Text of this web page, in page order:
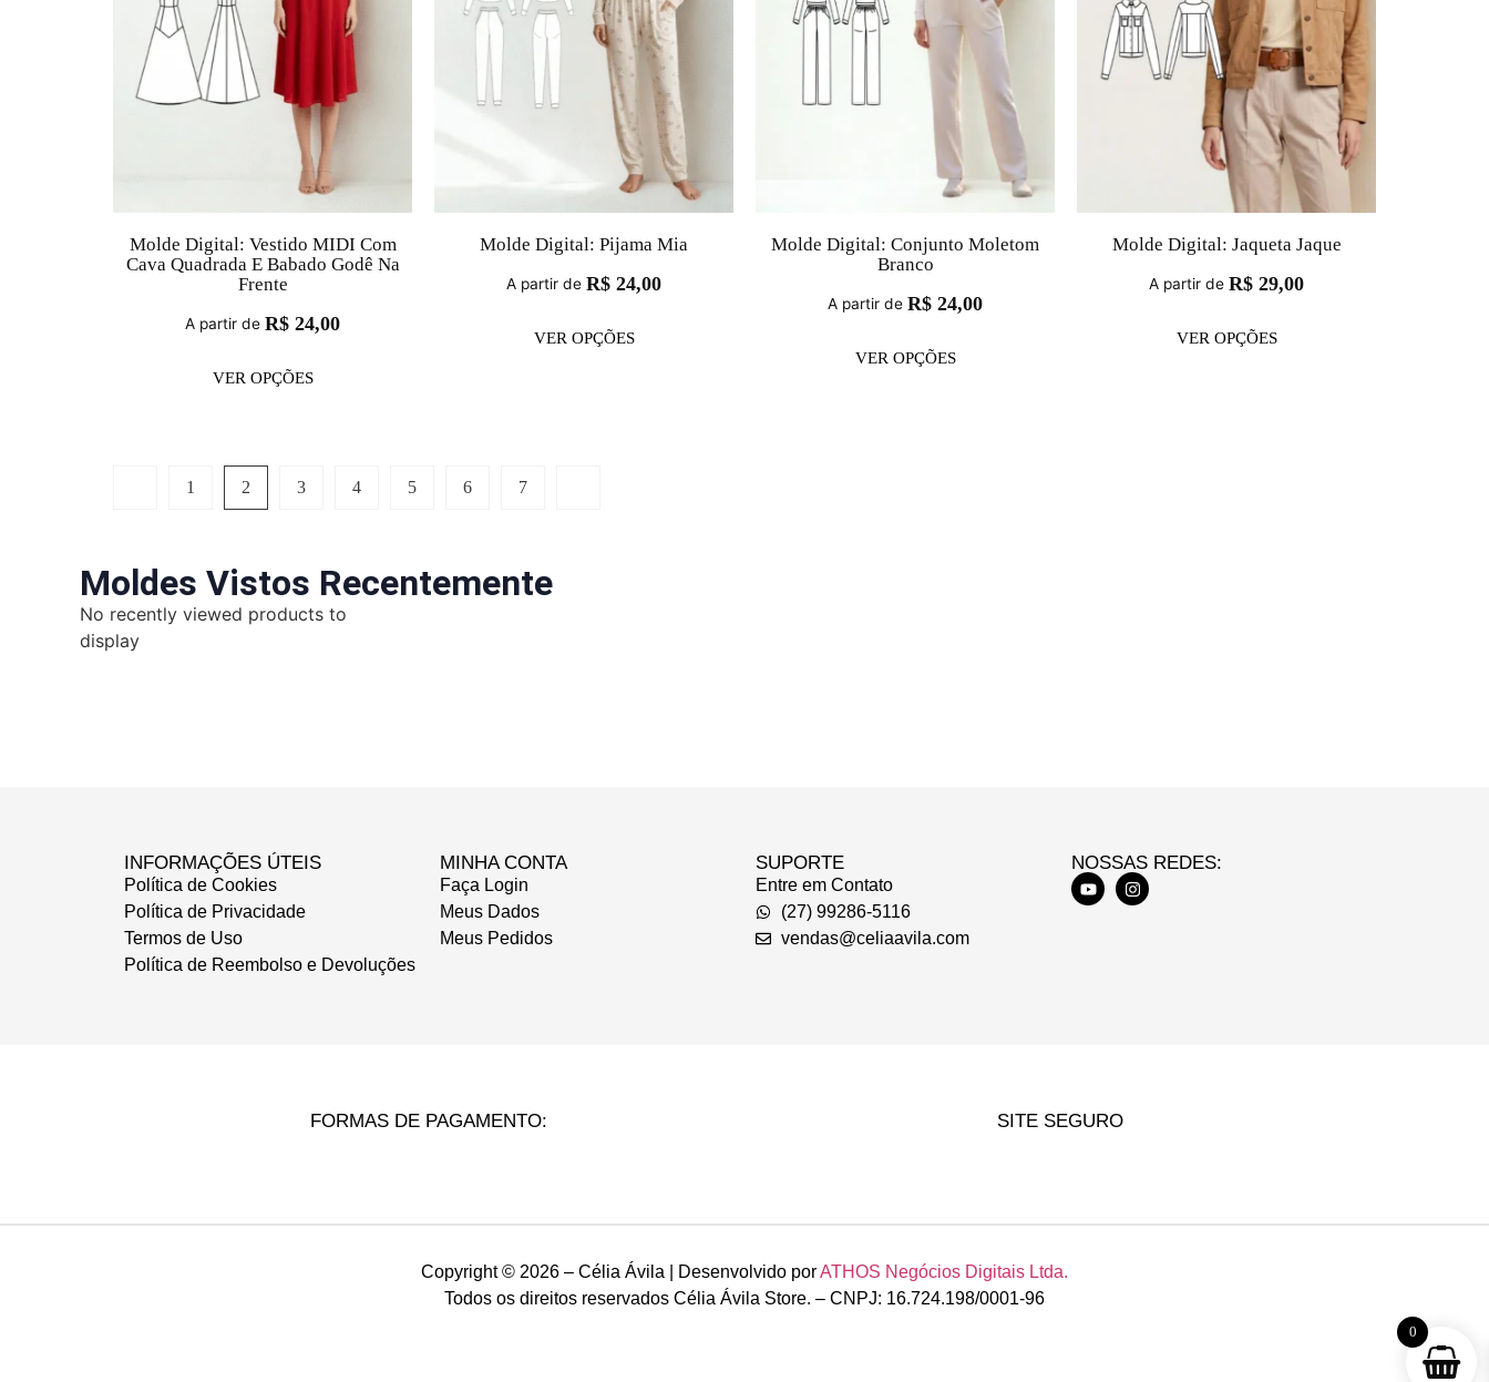
Molde Digital: Vestido MIDI Com
Cava Quadrada E Babado Godê Na
Frente
A partir de R$ 24,00
VER OPÇÕES
Molde Digital: Pijama Mia
A partir de R$ 24,00
VER OPÇÕES
Molde Digital: Conjunto Moletom
Branco
A partir de R$ 24,00
VER OPÇÕES
Molde Digital: Jaqueta Jaque
A partir de R$ 29,00
VER OPÇÕES
1 2 3 4 5 6 7
Moldes Vistos Recentemente
No recently viewed products to
display
INFORMAÇÕES ÚTEIS
Política de Cookies
Política de Privacidade
Termos de Uso
Política de Reembolso e Devoluções
MINHA CONTA
Faça Login
Meus Dados
Meus Pedidos
SUPORTE
Entre em Contato
(27) 99286-5116
vendas@celiaavila.com
NOSSAS REDES:
FORMAS DE PAGAMENTO: SITE SEGURO
Copyright © 2026 – Célia Ávila | Desenvolvido porATHOS Negócios Digitais Ltda.
Todos os direitos reservados Célia Ávila Store. – CNPJ: 16.724.198/0001-96
0